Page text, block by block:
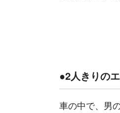
●2人きりの
車の中で、男